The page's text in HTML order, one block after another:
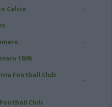
Calcio -
-
-
1898 -
Football Club
-
Club -